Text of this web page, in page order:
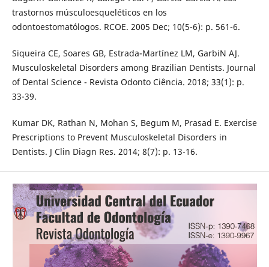
trastornos músculoesqueléticos en los
odontoestomatólogos. RCOE. 2005 Dec; 10(5-6): p. 561-6.
Siqueira CE, Soares GB, Estrada-Martínez LM, GarbiN AJ.
Musculoskeletal Disorders among Brazilian Dentists. Journal
of Dental Science - Revista Odonto Ciência. 2018; 33(1): p.
33-39.
Kumar DK, Rathan N, Mohan S, Begum M, Prasad E. Exercise
Prescriptions to Prevent Musculoskeletal Disorders in
Dentists. J Clin Diagn Res. 2014; 8(7): p. 13-16.